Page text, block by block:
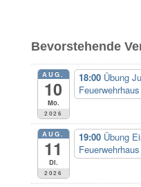
n
n
:
Bevorstehende
AUG.
10
Mo.
2026
18:00 Übung
Feuerwehrhaus
AUG.
11
Di.
2026
19:00 Übung
Feuerwehrhaus